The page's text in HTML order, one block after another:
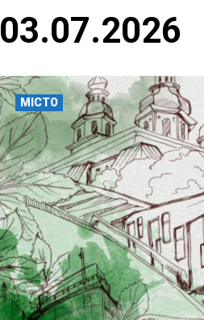
03.07.2026
МІСТО